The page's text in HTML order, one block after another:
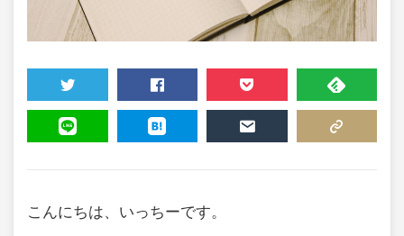
TWEET SHARE POCKET FEEDLY
こんにちは、いっちーです。